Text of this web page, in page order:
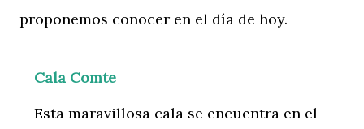
proponemos conocer en el día de hoy.
Cala Comte
Esta maravillosa cala se encuentra en el